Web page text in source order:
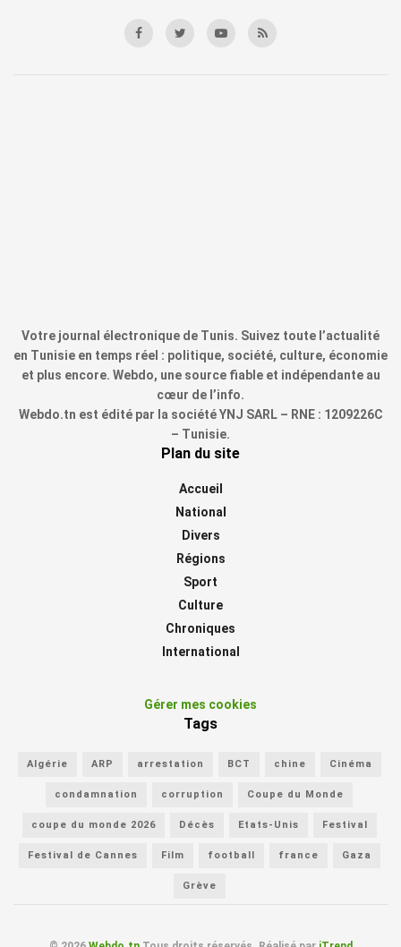
Votre journal électronique de Tunis. Suivez toute l’actualité
en Tunisie en temps réel : politique, société, culture, économie
et plus encore. Webdo, une source fiable et indépendante au
cœur de l’info.
Webdo.tn est édité par la société YNJ SARL – RNE : 1209226C
– Tunisie.
Plan du site
Accueil
National
Divers
Régions
Sport
Culture
Chroniques
International
Gérer mes cookies
Tags
Algérie ARP arrestation BCT chine Cinéma
condamnation corruption Coupe du Monde
coupe du monde 2026 Décès Etats-Unis Festival
Festival de Cannes Film football france Gaza
Grève